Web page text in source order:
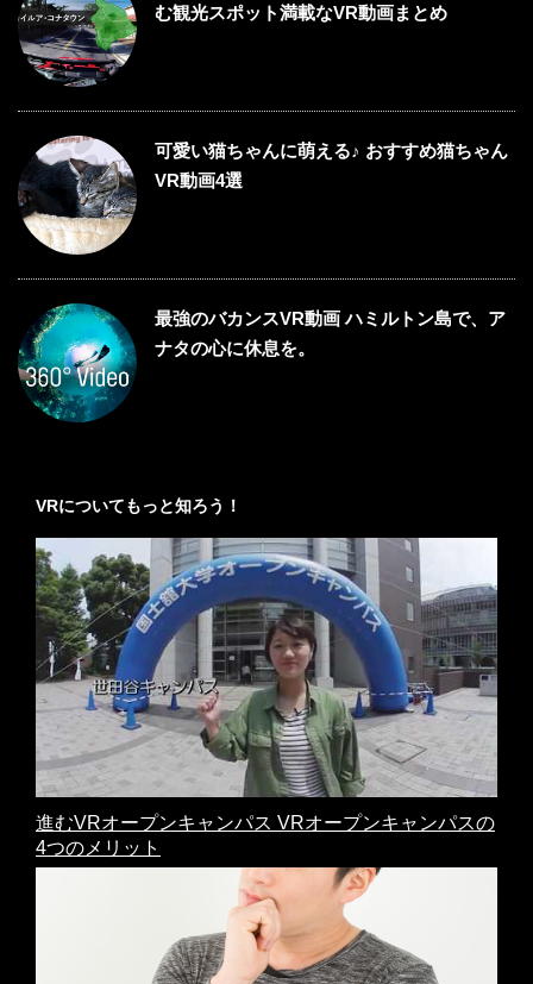
む観光スポット満載なVR動画まとめ
可愛い猫ちゃんに萌える♪ おすすめ猫ちゃん
VR動画4選
最強のバカンスVR動画 ハミルトン島で、ア
ナタの心に休息を。
VRについてもっと知ろう！
進むVRオープンキャンパス VRオープンキャンパスの
4つのメリット